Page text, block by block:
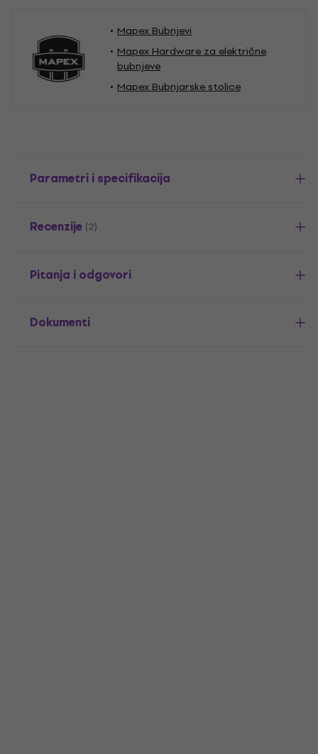
Mapex Bubnjevi
Mapex Hardware za električne
bubnjeve
Mapex Bubnjarske stolice
Parametri i specifikacija
Recenzije (2)
Pitanja i odgovori
Dokumenti